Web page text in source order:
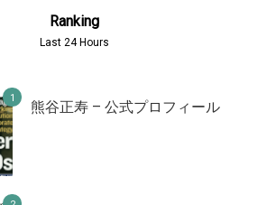
Ranking
Last 24 Hours
熊谷正寿 – 公式プロフィール